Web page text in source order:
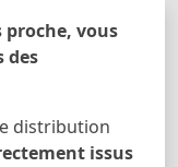
proche, vous
des
distribution
issus